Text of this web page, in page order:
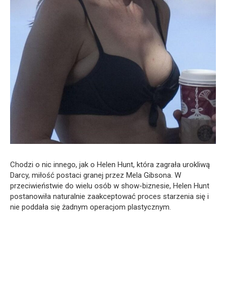
Chodzi o nic innego, jak o Helen Hunt, która zagrała urokliwą
Darcy, miłość postaci granej przez Mela Gibsona. W
przeciwieństwie do wielu osób w show-biznesie, Helen Hunt
postanowiła naturalnie zaakceptować proces starzenia się i
nie poddała się żadnym operacjom plastycznym.